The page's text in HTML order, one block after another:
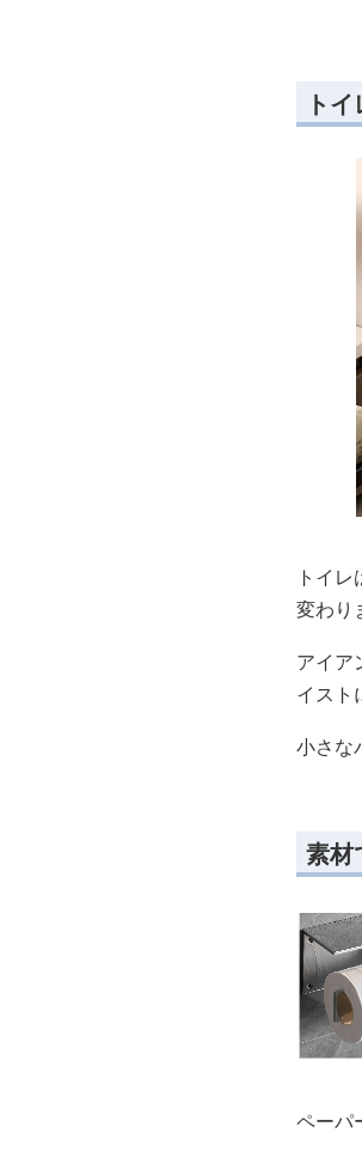
ト
トイ
変わり
アイア
イスト
小さな
素材
ペーパ